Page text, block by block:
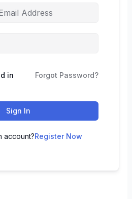
in Forgot Password?
Sign In
account?Register Now